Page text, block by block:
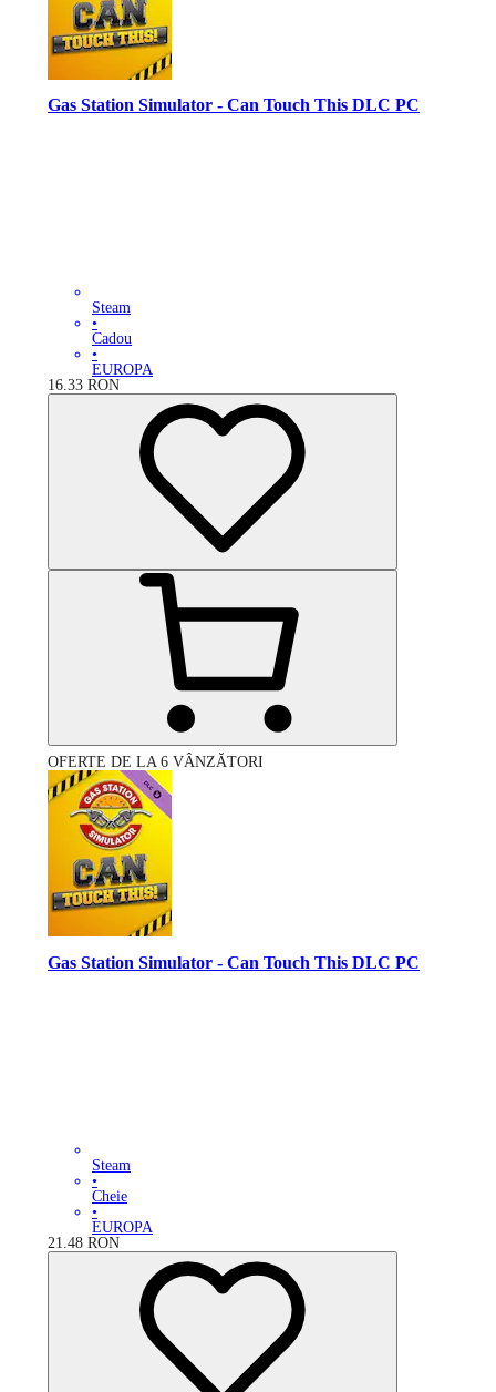
Gas Station Simulator - Can Touch This DLC PC
Steam
•
Cadou
•
EUROPA
16.33 RON
OFERTE DE LA 6 VÂNZĂTORI
Gas Station Simulator - Can Touch This DLC PC
Steam
•
Cheie
•
EUROPA
21.48 RON